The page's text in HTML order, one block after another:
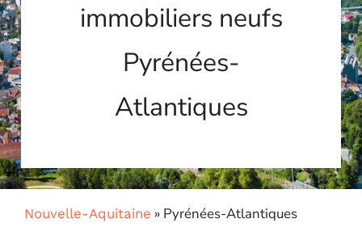
immobiliers neufs
Pyrénées-
Atlantiques
Nouvelle-Aquitaine » Pyrénées-Atlantiques